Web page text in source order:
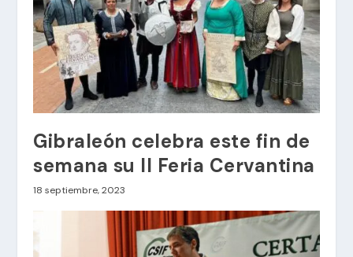
Gibraleón celebra este fin de
semana su II Feria Cervantina
18 septiembre, 2023